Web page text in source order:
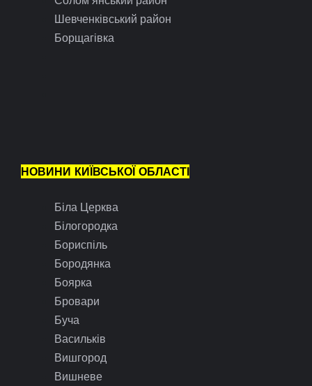
Шевченківський район
Борщагівка
НОВИНИ КИЇВСЬКОЇ ОБЛАСТІ
Біла Церква
Білогородка
Бориспіль
Бородянка
Боярка
Бровари
Буча
Васильків
Вишгород
Вишневе